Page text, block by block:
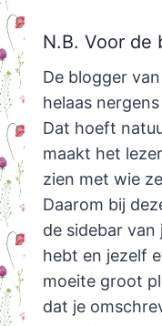
N.B. Voor de
De blogger van
helaas
Dat hoeft
maakt het
zien met wie
Daarom bij
de sidebar
hebt en jezelf
moeite groot
dat je